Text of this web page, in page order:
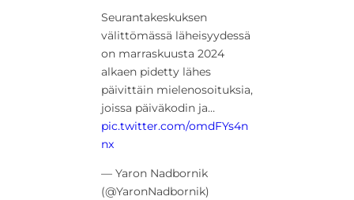
Seurantakeskuksen
välittömässä läheisyydessä
on marraskuusta 2024
alkaen pidetty lähes
päivittäin mielenosoituksia,
joissa päiväkodin ja…
pic.twitter.com/omdFYs4n
nx
— Yaron Nadbornik
(@YaronNadbornik)